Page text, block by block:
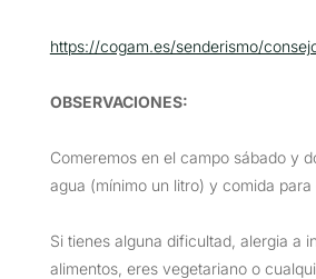
https://cogam.es/senderismo/
OBSERVACIONES:
Comeremos en el campo sábado y
agua (mínimo un litro) y comida para
Si tienes alguna dificultad, alergia a
alimentos, eres vegetariano o